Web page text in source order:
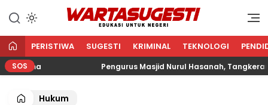
WARTA SUGESTI √ EDUKASI
Edukasi Untuk Negeri
PERISTIWA SUGESTI KRIMINAL TEKNOLOGI
SOS Pengurus Masjid Nurul Hasanah, Tangkerang
Hukum